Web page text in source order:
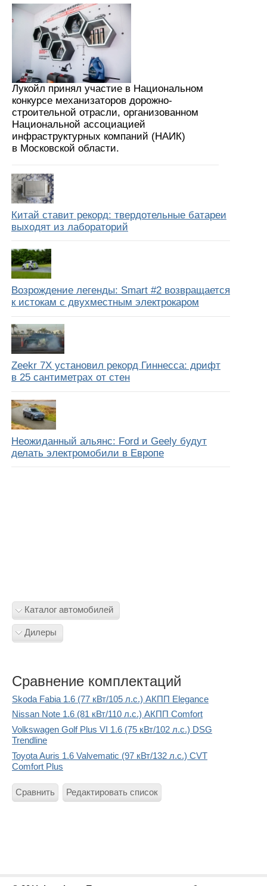
Лукойл принял участие в Национальном
конкурсе механизаторов дорожно-
строительной отрасли, организованном
Национальной ассоциацией
инфраструктурных компаний (НАИК)
в Московской области.
Китай ставит рекорд: твердотельные батареи
выходят из лабораторий
Возрождение легенды: Smart #2 возвращается
к истокам с двухместным электрокаром
Zeekr 7X установил рекорд Гиннесса: дрифт
в 25 сантиметрах от стен
Неожиданный альянс: Ford и Geely будут
делать электромобили в Европе
Каталог автомобилей
Дилеры
Сравнение комплектаций
Skoda Fabia 1.6 (77 кВт/105 л.с.) АКПП Elegance
Nissan Note 1.6 (81 кВт/110 л.с.) АКПП Comfort
Volkswagen Golf Plus VI 1.6 (75 кВт/102 л.с.) DSG
Trendline
Toyota Auris 1.6 Valvematic (97 кВт/132 л.с.) CVT
Comfort Plus
Сравнить Редактировать список